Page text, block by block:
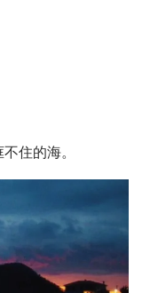
住的海。